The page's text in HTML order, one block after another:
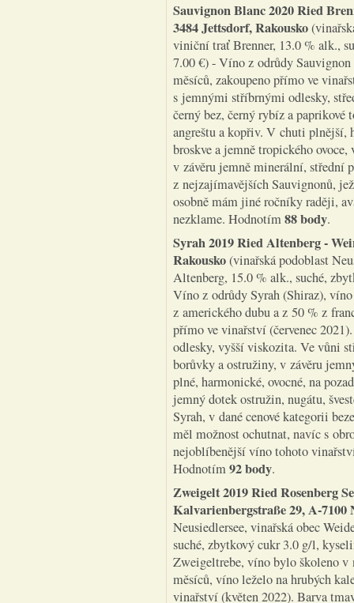
Sauvignon Blanc 2020 Ried
3484 Jettsdorf, Rakousko
viniční trať Brenner, 13.0 % alk.,
7.00 €) - Víno z odrůdy
měsíců, zakoupeno přímo ve
s jemnými stříbrnými odlesky,
černý bez, černý rybíz a paprikové
angreštu a kopřiv. V chuti plnější,
broskve a jemně tropického
v závěru jemně minerální, střední
z nejzajímavějších Sauvignonů,
osobně mám jiné ročníky raději,
nezklame. Hodnotím88 body.
Syrah 2019 Ried Altenberg-
Rakousko(vinařská podoblast
Altenberg, 15.0 % alk., suché,
Víno z odrůdy Syrah (Shiraz),
z amerického dubu a z 50 % z
přímo ve vinařství (červenec
odlesky, vyšší viskozita. Ve vůni
borůvky a ostružiny, v závěru
plné, harmonické, ovocné, na
jemný dotek ostružin, nugátu,
Syrah, v dané cenové kategorii
měl možnost ochutnat, navíc s
nejoblíbenější víno tohoto
Hodnotím92 body.
Zweigelt 2019 Ried Rosenberg
Kalvarienbergstraße 29, A-7100
Neusiedlersee, vinařská obec
suché, zbytkový cukr 3.0 g/l,
Zweigeltrebe, víno bylo školeno v
měsíců, víno leželo na hrubých
vinařství (květen 2022). Barva